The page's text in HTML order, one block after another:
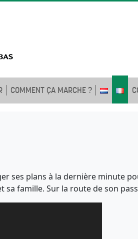
COMMENT ÇA MARCHE ?
ses plans à la dernière minute
sa famille. Sur la route de son